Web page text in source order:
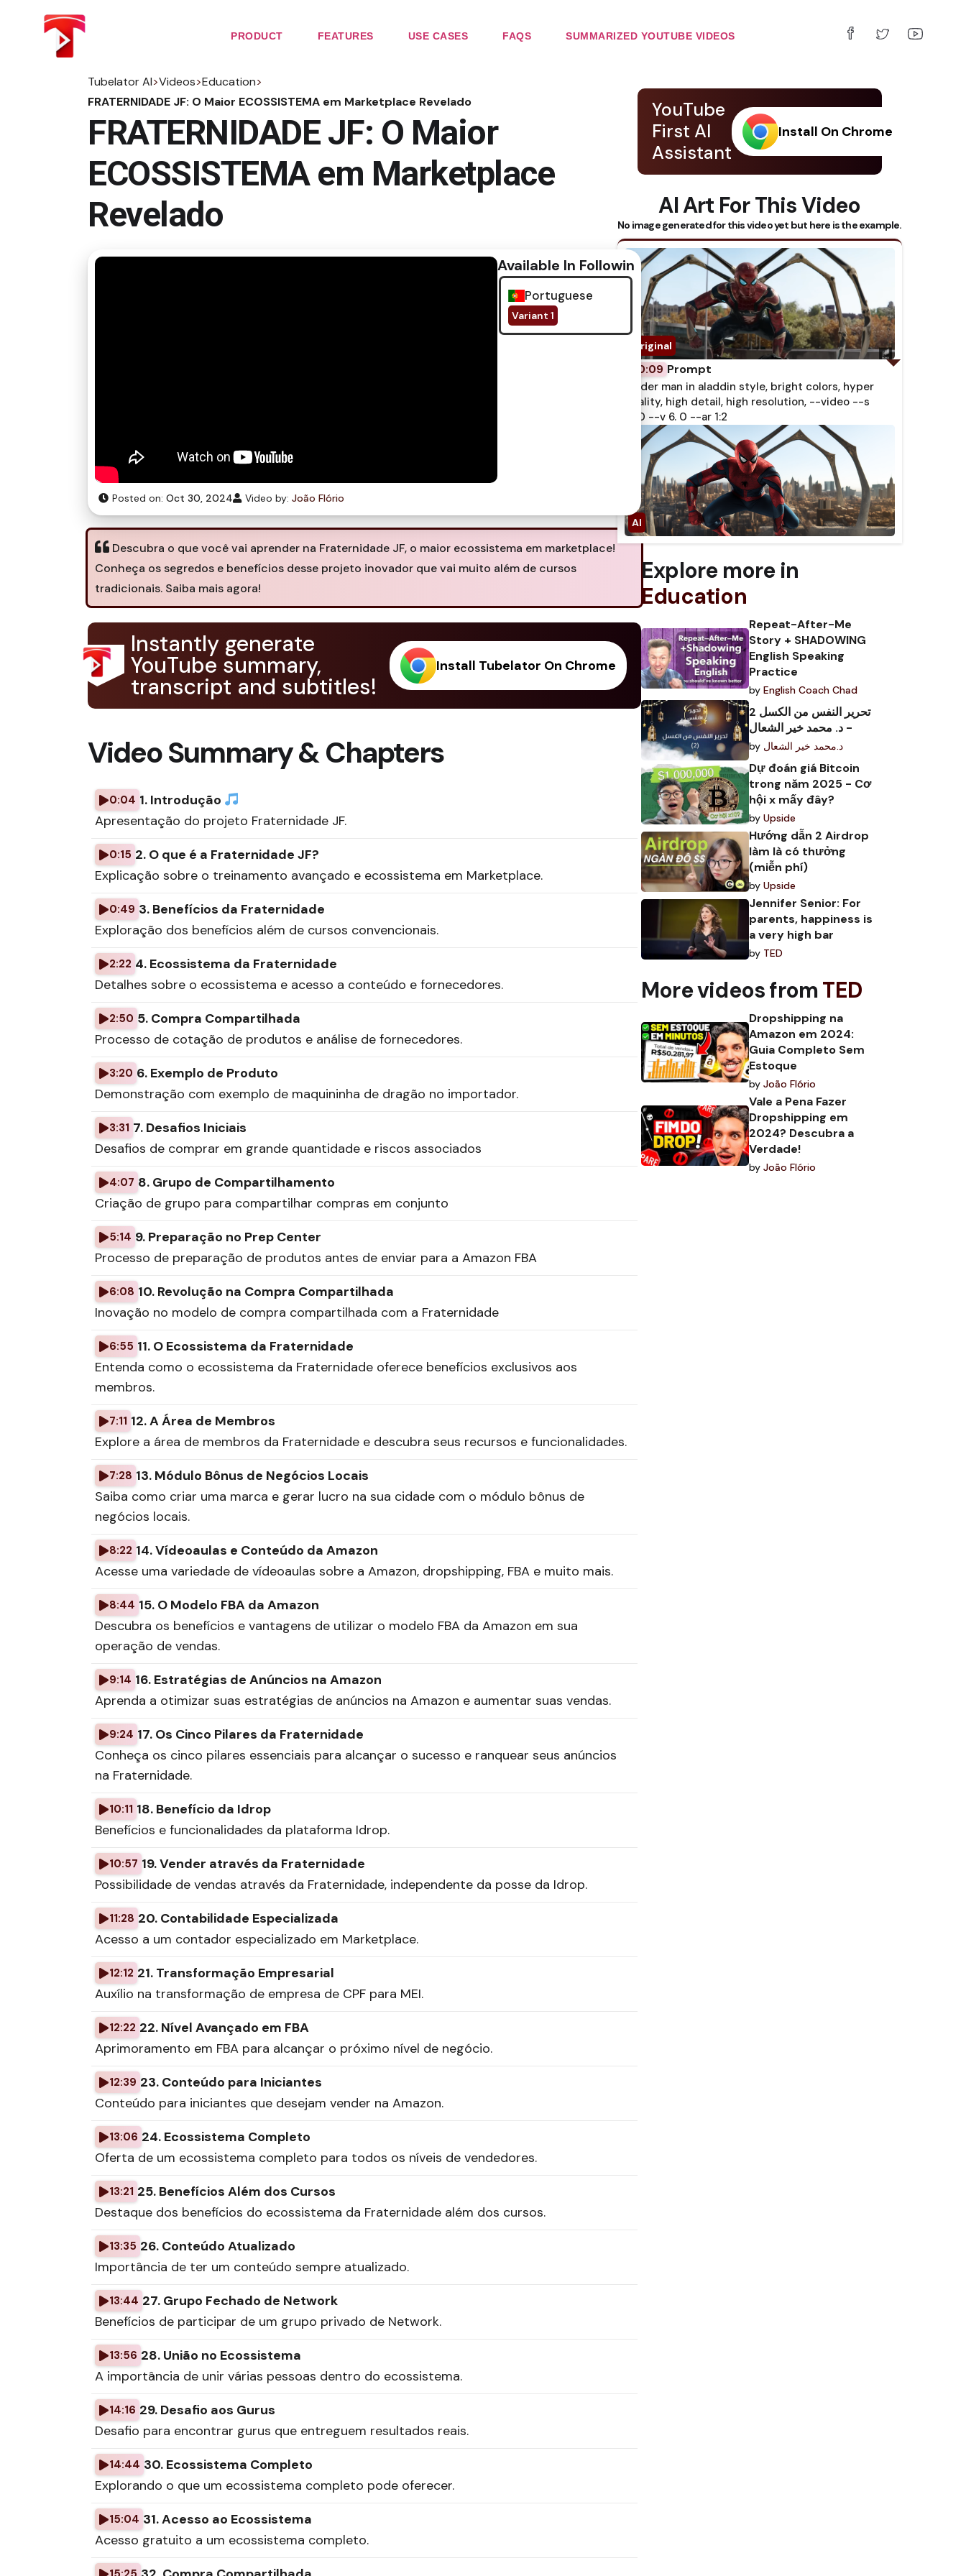
PRODUCT FEATURES USE CASES FAQS SUMMARIZED YOUTUBE VIDEOS
Tubelator AI>Videos>Education>
FRATERNIDADE JF: O Maior ECOSSISTEMA em Marketplace Revelado
FRATERNIDADE JF: O Maior
ECOSSISTEMA em Marketplace
Revelado
Available In Following Subtitles
Portuguese
Variant 1
Posted on: Oct 30, 2024 Video by: João Flório
Descubra o que você vai aprender na Fraternidade JF, o maior ecossistema em marketplace!
Conheça os segredos e benefícios desse projeto inovador que vai muito além de cursos
tradicionais. Saiba mais agora!
Instantly generate
YouTube summary,
transcript and subtitles!
Install Tubelator On Chrome
Video Summary & Chapters
0:04 1. Introdução
Apresentação do projeto Fraternidade JF.
0:15 2. O que é a Fraternidade JF?
Explicação sobre o treinamento avançado e ecossistema em Marketplace.
0:49 3. Benefícios da Fraternidade
Exploração dos benefícios além de cursos convencionais.
2:22 4. Ecossistema da Fraternidade
Detalhes sobre o ecossistema e acesso a conteúdo e fornecedores.
2:50 5. Compra Compartilhada
Processo de cotação de produtos e análise de fornecedores.
3:20 6. Exemplo de Produto
Demonstração com exemplo de maquininha de dragão no importador.
3:31 7. Desafios Iniciais
Desafios de comprar em grande quantidade e riscos associados
4:07 8. Grupo de Compartilhamento
Criação de grupo para compartilhar compras em conjunto
5:14 9. Preparação no Prep Center
Processo de preparação de produtos antes de enviar para a Amazon FBA
6:08 10. Revolução na Compra Compartilhada
Inovação no modelo de compra compartilhada com a Fraternidade
6:55 11. O Ecossistema da Fraternidade
Entenda como o ecossistema da Fraternidade oferece benefícios exclusivos aos
membros.
7:11 12. A Área de Membros
Explore a área de membros da Fraternidade e descubra seus recursos e funcionalidades.
7:28 13. Módulo Bônus de Negócios Locais
Saiba como criar uma marca e gerar lucro na sua cidade com o módulo bônus de
negócios locais.
8:22 14. Vídeoaulas e Conteúdo da Amazon
Acesse uma variedade de vídeoaulas sobre a Amazon, dropshipping, FBA e muito mais.
8:44 15. O Modelo FBA da Amazon
Descubra os benefícios e vantagens de utilizar o modelo FBA da Amazon em sua
operação de vendas.
9:14 16. Estratégias de Anúncios na Amazon
Aprenda a otimizar suas estratégias de anúncios na Amazon e aumentar suas vendas.
9:24 17. Os Cinco Pilares da Fraternidade
Conheça os cinco pilares essenciais para alcançar o sucesso e ranquear seus anúncios
na Fraternidade.
10:11 18. Benefício da Idrop
Benefícios e funcionalidades da plataforma Idrop.
10:57 19. Vender através da Fraternidade
Possibilidade de vendas através da Fraternidade, independente da posse da Idrop.
11:28 20. Contabilidade Especializada
Acesso a um contador especializado em Marketplace.
12:12 21. Transformação Empresarial
Auxílio na transformação de empresa de CPF para MEI.
12:22 22. Nível Avançado em FBA
Aprimoramento em FBA para alcançar o próximo nível de negócio.
12:39 23. Conteúdo para Iniciantes
Conteúdo para iniciantes que desejam vender na Amazon.
13:06 24. Ecossistema Completo
Oferta de um ecossistema completo para todos os níveis de vendedores.
13:21 25. Benefícios Além dos Cursos
Destaque dos benefícios do ecossistema da Fraternidade além dos cursos.
13:35 26. Conteúdo Atualizado
Importância de ter um conteúdo sempre atualizado.
13:44 27. Grupo Fechado de Network
Benefícios de participar de um grupo privado de Network.
13:56 28. União no Ecossistema
A importância de unir várias pessoas dentro do ecossistema.
14:16 29. Desafio aos Gurus
Desafio para encontrar gurus que entreguem resultados reais.
14:44 30. Ecossistema Completo
Explorando o que um ecossistema completo pode oferecer.
15:04 31. Acesso ao Ecossistema
Acesso gratuito a um ecossistema completo.
YouTube
First AI
Assistant
Install On Chrome
AI Art For This Video
No image generated for this video yet but here is the example.
0:09 Prompt
spider man in aladdin style, bright colors, hyper
quality, high detail, high resolution, --video --s
750 --v 6. 0 --ar 1:2
Explore more in
Education
Repeat-After-Me
Story + SHADOWING
English Speaking
Practice
by English Coach Chad
تحرير النفس من الكسل 2
- د. محمد خير الشعال
by د.محمد خير الشعال
Dự đoán giá Bitcoin
trong năm 2025 - Cơ
hội x mấy đây?
by Upside
Hướng dẫn 2 Airdrop
làm là có thưởng
(miễn phí)
by Upside
Jennifer Senior: For
parents, happiness is
a very high bar
by TED
More videos fromTED
Dropshipping na
Amazon em 2024:
Guia Completo Sem
Estoque
by João Flório
Vale a Pena Fazer
Dropshipping em
2024? Descubra a
Verdade!
by João Flório